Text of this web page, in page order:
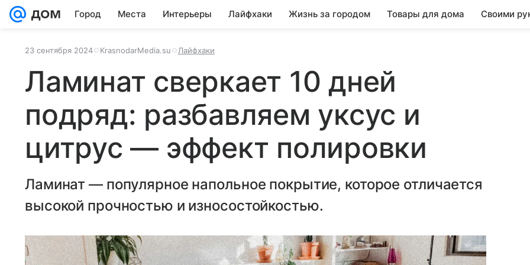
Город Места Интерьеры Лайфхаки Жизнь за городом Товары для дома Своими
23 сентября 2024 KrasnodarMedia.su Лайфхаки
Ламинат сверкает 10 дней
подряд: разбавляем уксус и
цитрус — эффект полировки
Ламинат — популярное напольное покрытие, которое отличается
высокой прочностью и износостойкостью.